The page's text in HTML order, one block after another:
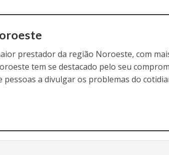
prestador da região Noroeste, com
tem se destacado pelo seu
pessoas a divulgar os problemas do